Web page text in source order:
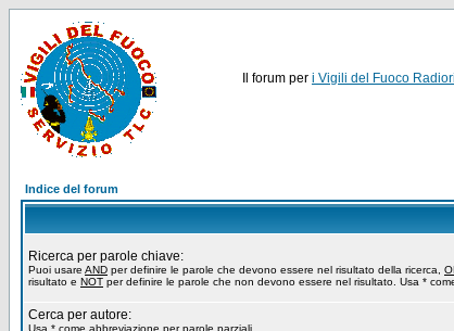
Il forum per i Vigili del Fuoco
Indice del forum
Ricerca per parole chiave:
Puoi usare AND per definire le parole che devono essere nel risultato della ricerca,
risultato e NOT per definire le parole che non devono essere nel risultato. Usa *
Cerca per autore:
Usa * come abbreviazione per parole parziali